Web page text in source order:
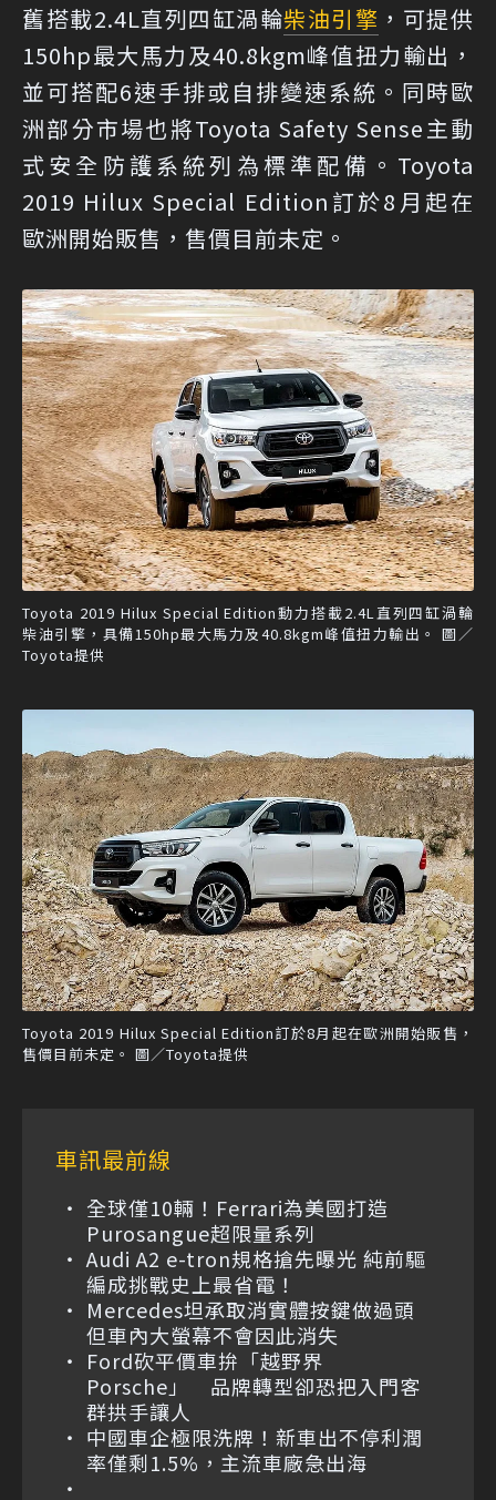
舊搭載2.4L直列四缸渦輪柴油引擎 ，可提供
150hp最大馬力及40.8kgm峰值扭力輸出，
並可搭配6速手排或自排變速系統。同時歐
洲部分市場也將Toyota Safety Sense主動
式安全防護系統列為標準配備。Toyota
2019 Hilux Special Edition訂於8月起在
歐洲開始販售，售價目前未定。
Toyota 2019 Hilux Special Edition動力搭載2.4L直列四缸渦輪
柴油引擎，具備150hp最大馬力及40.8kgm峰值扭力輸出。 圖／
Toyota提供
Toyota 2019 Hilux Special Edition訂於8月起在歐洲開始販售，
售價目前未定。 圖／Toyota提供
車訊最前線
全球僅10輛！Ferrari為美國打造
Purosangue超限量系列
Audi A2 e-tron規格搶先曝光 純前驅
編成挑戰史上最省電！
Mercedes坦承取消實體按鍵做過頭
但車內大螢幕不會因此消失
Ford砍平價車拚「越野界
Porsche」 品牌轉型卻恐把入門客
群拱手讓人
中國車企極限洗牌！新車出不停利潤
率僅剩1.5%，主流車廠急出海